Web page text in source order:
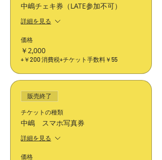
中嶋チェキ券（LATE参加不可）
詳細を見る
価格
￥2,000
+￥200 消費税+チケット手数料￥55
販売終了
チケットの種類
中嶋 スマホ写真券
詳細を見る
価格